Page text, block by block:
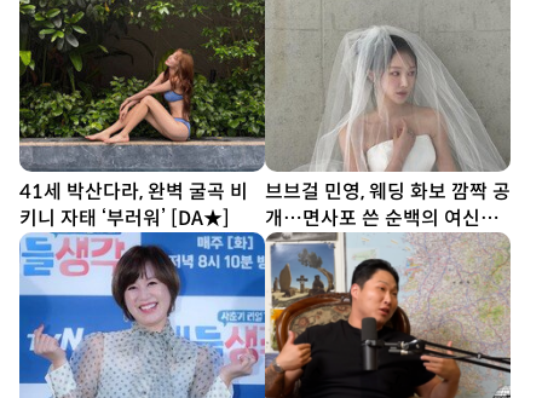
41세 박산다라, 완벽 굴곡 비
키니 자태 ‘부러워’ [DA★]
브브걸 민영, 웨딩 화보 깜짝 공
개…면사포 쓴 순백의 여신
[DA★]